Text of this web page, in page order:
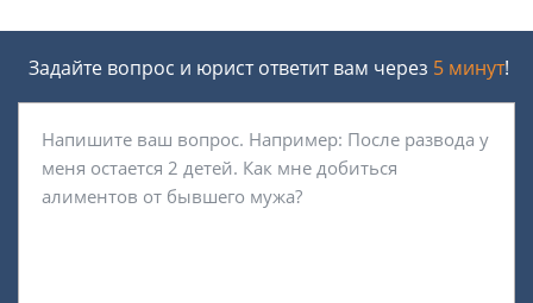
Задайте вопрос и юрист ответит вам через 5 минут!